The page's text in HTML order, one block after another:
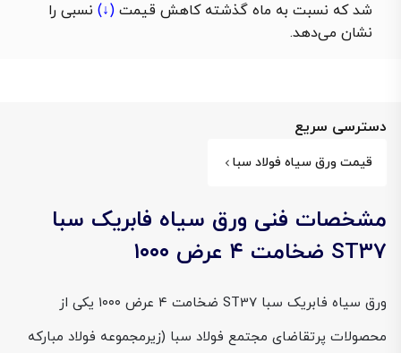
شد که نسبت به ماه گذشتهکاهش قیمت (↓) نسبی را
نشان می‌دهد.
دسترسی سریع
قیمت ورق سیاه فولاد سبا
مشخصات فنی ورق سیاه فابریک سبا
ST37 ضخامت ۴ عرض ۱۰۰۰
ورق سیاه فابریک سبا ST37 ضخامت ۴ عرض ۱۰۰۰ یکی از
محصولات پرتقاضای مجتمع فولاد سبا (زیرمجموعه فولاد مبارکه